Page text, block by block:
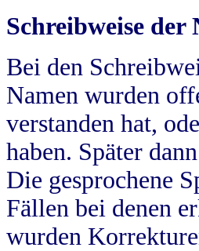
Schreibweise der
Bei den
Namen wurden
verstanden hat,
haben. Später
Die gesprochene
Fällen bei denen
wurden